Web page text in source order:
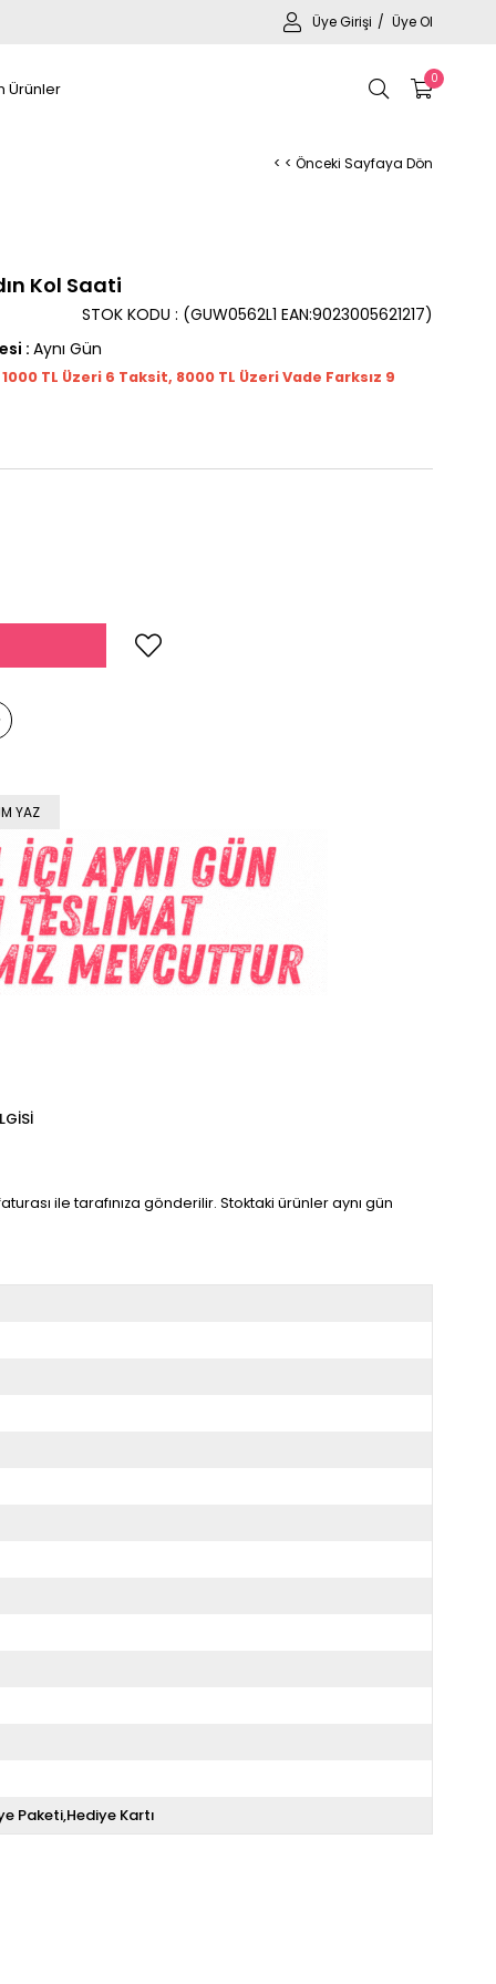
Üye Girişi Üye Ol
0
Ürünler
< < Önceki Sayfaya Dön
Kol Saati
(GUW0562L1 EAN:9023005621217)
STOK KODU
: Aynı Gün
TL Üzeri 6 Taksit, 8000 TL Üzeri Vade Farksız 9
YAZ
ile tarafınıza gönderilir. Stoktaki ürünler aynı gün
Paketi,Hediye Kartı